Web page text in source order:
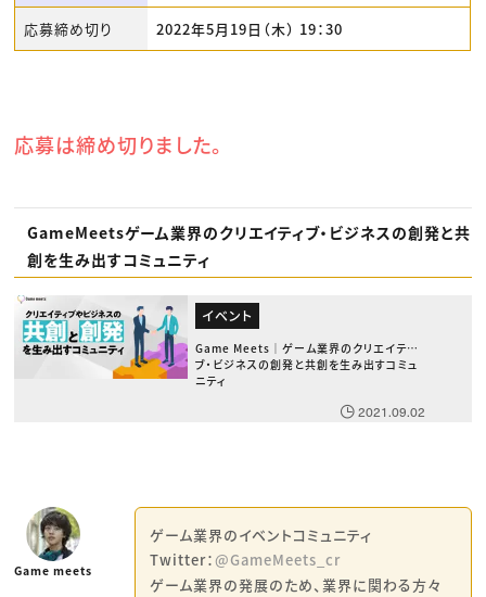
応募締め切り 2022年5月19日（木） 19：30
応募は締め切りました。
GameMeetsゲーム業界のクリエイティブ・ビジネスの創発と共
創を生み出すコミュニティ
イベント
Game Meets｜ゲーム業界のクリエイティ
ブ・ビジネスの創発と共創を生み出すコミュ
ニティ
2021.09.02
Game meets
ゲーム業界のイベントコミュニティ
Twitter：@GameMeets_cr
ゲーム業界の発展のため、業界に関わる方々